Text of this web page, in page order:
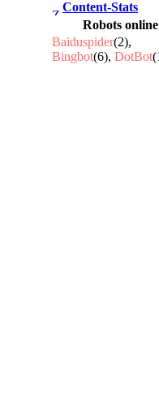
Content-Stats
Robots online
Baiduspider(2),
Bingbot(6), DotBot